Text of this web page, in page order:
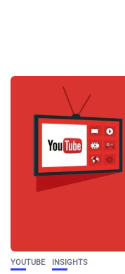
YOUTUBE INSIGHTS